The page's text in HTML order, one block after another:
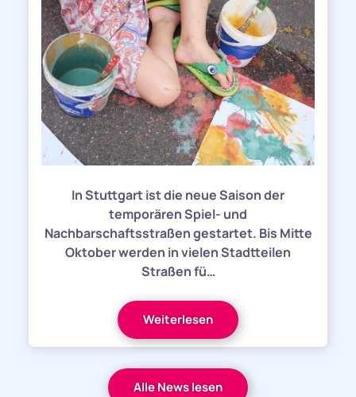
In Stuttgart ist die neue Saison der
temporären Spiel- und
Nachbarschaftsstraßen gestartet. Bis Mitte
Oktober werden in vielen Stadtteilen
Straßen fü…
Weiterlesen
Alle News lesen